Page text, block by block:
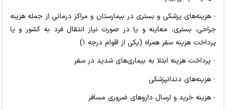
· هزینه‌های پزشکی و بستری در بیمارستان و مراکز درمانی از جمله هزینه
جراحی، بستری، معاینه و یا در صورت نیاز انتقال فرد به کشور و یا
پرداخت هزینه سفر همراه (یکی از اقوام درجه ۱)
· پرداخت هزینه ابتلا به بیماری‌های شدید در سفر
· هزینه‌های دندانپزشکی
· هزینه خرید و ارسال داروهای ضروری مسافر